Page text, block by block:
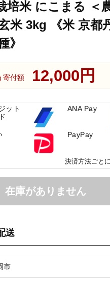
培米 にこまる ＜
米 3kg 《米 京都
》
寄付額 12,000円
在庫がありません
送
市
ット
ANA Pay
PayPay
決済方法ごと